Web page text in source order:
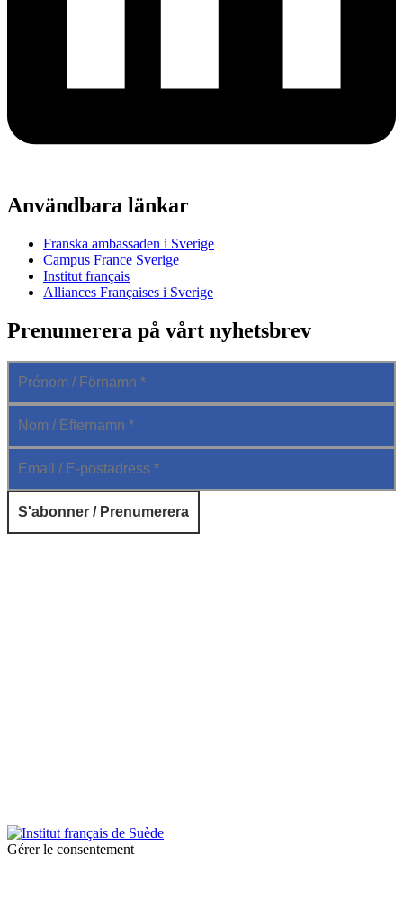
Användbara länkar
Franska ambassaden i Sverige
Campus France Sverige
Institut français
Alliances Françaises i Sverige
Prenumerera på vårt nyhetsbrev
Gérer le consentement